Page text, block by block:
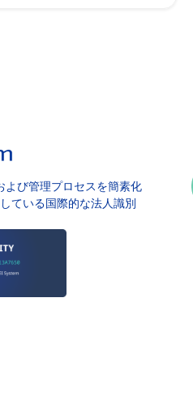
よび管理プロセスを簡素化
ている国際的な法人識別